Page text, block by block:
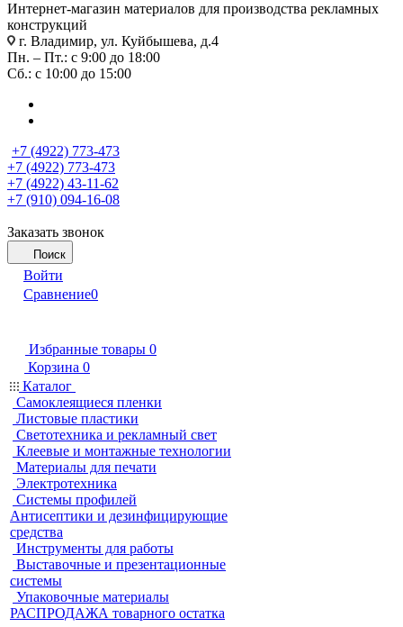
Интернет-магазин материалов для производства рекламных
конструкций
г. Владимир, ул. Куйбышева, д.4
Пн. – Пт.: с 9:00 до 18:00
Сб.: с 10:00 до 15:00
+7 (4922) 773-473
+7 (4922) 773-473
+7 (4922) 43-11-62
+7 (910) 094-16-08
Заказать звонок
Поиск
Войти
Сравнение0
Избранные товары 0
Корзина 0
Каталог
Самоклеящиеся пленки
Листовые пластики
Светотехника и рекламный свет
Клеевые и монтажные технологии
Материалы для печати
Электротехника
Системы профилей
Антисептики и дезинфицирующие
средства
Инструменты для работы
Выставочные и презентационные
системы
Упаковочные материалы
РАСПРОДАЖА товарного остатка